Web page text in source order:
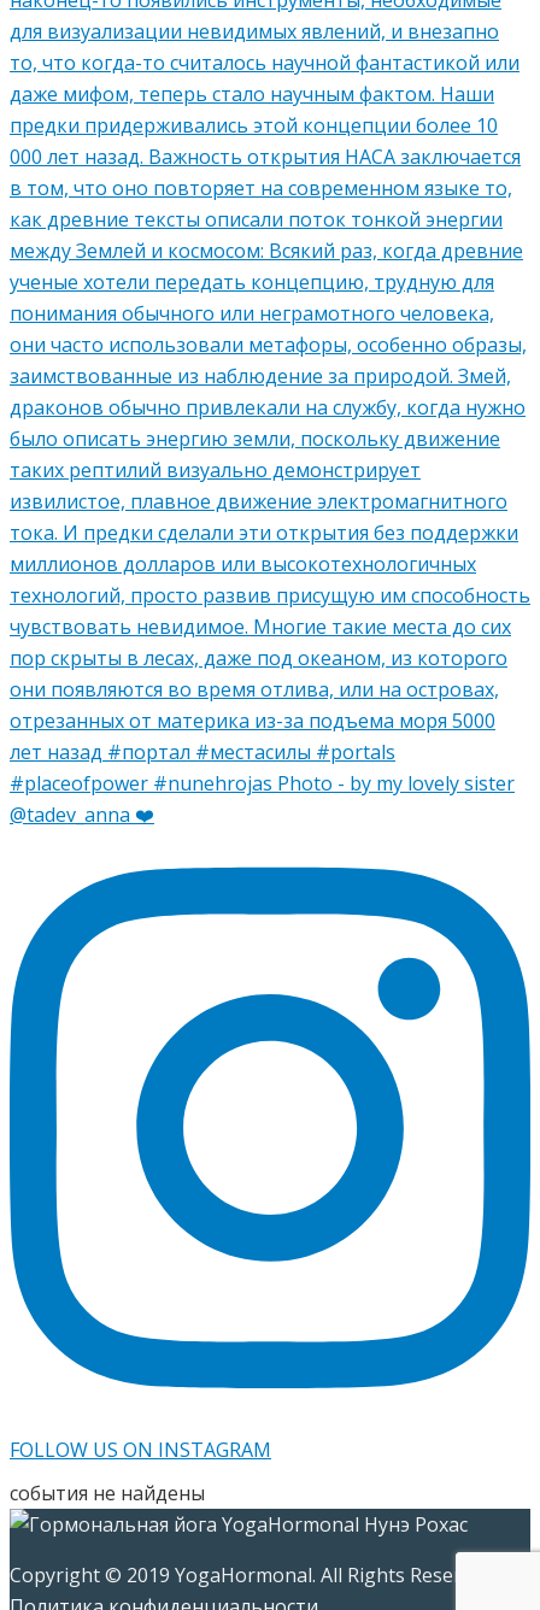
FOLLOW US ON INSTAGRAM
события не найдены
Copyright © 2019 YogaHormonal. All Rights Reserved.